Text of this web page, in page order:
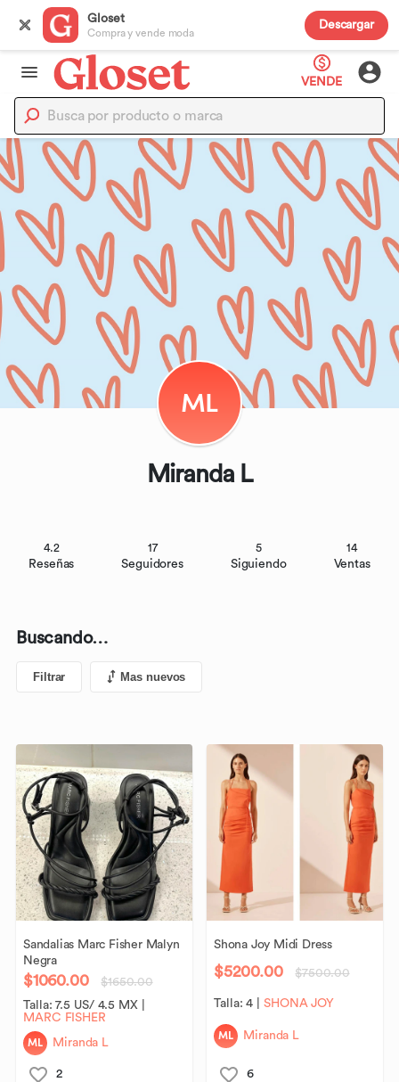
Gloset
Compra y vende moda
Descargar
VENDE
ML
Miranda L
4.2
Reseñas
17
Seguidores
5
Siguiendo
14
Ventas
Buscando…
Filtrar Mas nuevos
Sandalias Marc Fisher Malyn
Negra
$1060.00
$1650.00
Talla:7.5 US/ 4.5 MX|
MARC FISHER
ML Miranda L
2
Shona Joy Midi Dress
$5200.00 $7500.00
Talla:4 SHONA JOY
ML Miranda L
6